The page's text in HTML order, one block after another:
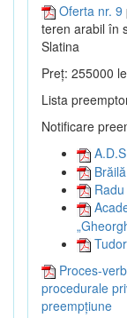
Oferta nr. 9
teren arabil în
Slatina
Preț: 255000
Lista
Notificare
Proces-
procedurale
preempțiune